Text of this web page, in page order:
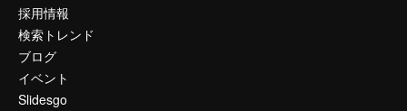
採用情報
検索トレンド
ブログ
イベント
Slidesgo